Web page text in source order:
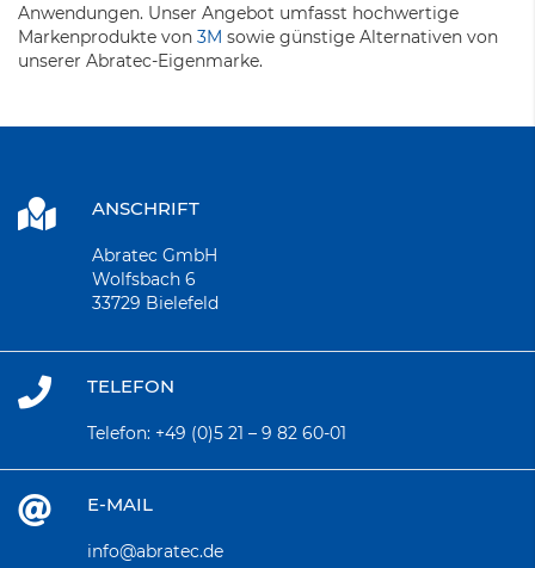
Anwendungen. Unser Angebot umfasst hochwertige
Markenprodukte von 3M sowie günstige Alternativen von
unserer Abratec-Eigenmarke.
ANSCHRIFT
Abratec GmbH
Wolfsbach 6
33729 Bielefeld
TELEFON
Telefon: +49 (0)5 21 – 9 82 60-01
E-MAIL
info@abratec.de